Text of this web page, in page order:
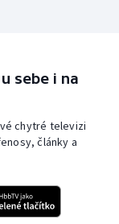
sebe i na
chytré televizi
články a